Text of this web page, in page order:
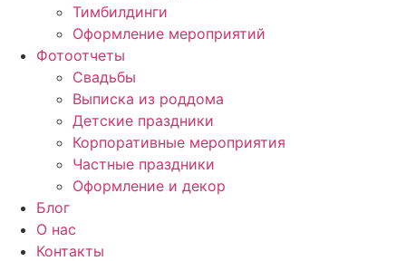
Тимбилдинги
Оформление мероприятий
Фотоотчеты
Cвадьбы
Выписка из роддома
Детские праздники
Корпоративные мероприятия
Частные праздники
Оформление и декор
Блог
О нас
Контакты